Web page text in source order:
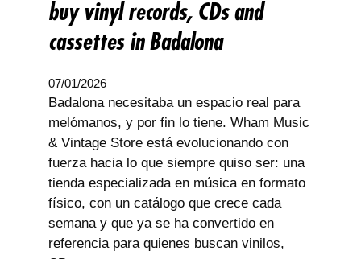
buy vinyl records, CDs and
cassettes in Badalona
07/01/2026
Badalona necesitaba un espacio real para
melómanos, y por fin lo tiene. Wham Music
& Vintage Store está evolucionando con
fuerza hacia lo que siempre quiso ser: una
tienda especializada en música en formato
físico, con un catálogo que crece cada
semana y que ya se ha convertido en
referencia para quienes buscan vinilos,